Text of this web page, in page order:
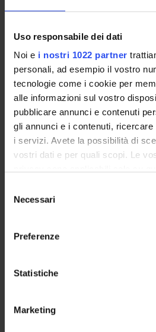
Uso responsabile dei dati
Noi e i nostri 1022 partner
personali, ad esempio il vostro
tecnologie come i cookie per
alle informazioni sul vostro
pubblicare annunci e contenuti
gli annunci e i contenuti,
i servizi. Avete la possibilità di
vostri dati e per quali scopi. Le
modificare o revocare il proprio
momento dalla Dichiarazione sui
raccogliere informazioni
geografica, con
Identificare il tuo
delNecessari
Preferenze
Statistiche
Marketing
Overview
Enrolment Policy
Degree Programme
Courses
Notices
Governing bodies
STUDYING
People
Calendar